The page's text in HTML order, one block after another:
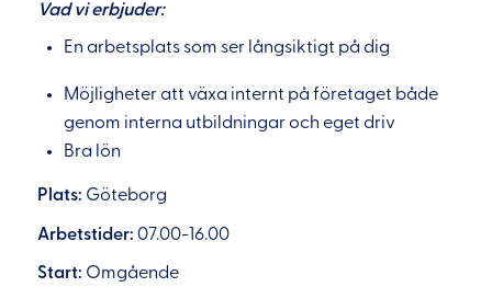
Vad vi erbjuder:
En arbetsplats som ser långsiktigt på dig
Möjligheter att växa internt på företaget både
genom interna utbildningar och eget driv
Bra lön
Plats: Göteborg
Arbetstider: 07.00-16.00
Start: Omgående